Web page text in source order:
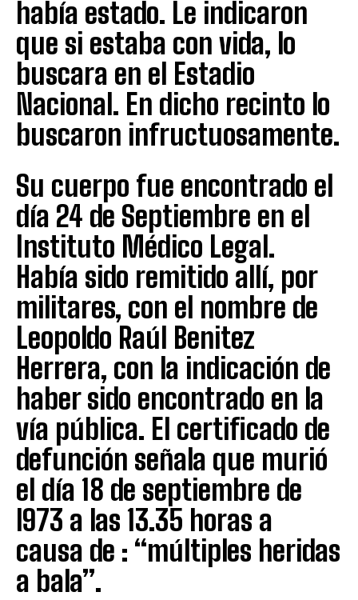
había estado. Le indicaron
que si estaba con vida, lo
buscara en el Estadio
Nacional. En dicho recinto lo
buscaron infructuosamente.
Su cuerpo fue encontrado el
día 24 de Septiembre en el
Instituto Médico Legal.
Había sido remitido allí, por
militares, con el nombre de
Leopoldo Raúl Benitez
Herrera, con la indicación de
haber sido encontrado en la
vía pública. El certificado de
defunción señala que murió
el día 18 de septiembre de
l973 a las 13.35 horas a
causa de : “múltiples heridas
a bala”.